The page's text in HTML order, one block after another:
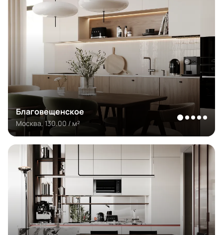
Благовещенское
Москва, 130.00 / м²